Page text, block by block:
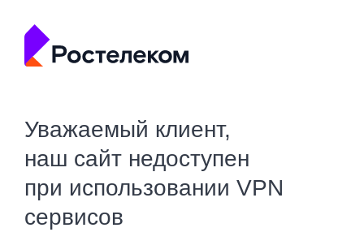
Уважаемый клиент,
наш сайт недоступен
при использовании VPN
сервисов